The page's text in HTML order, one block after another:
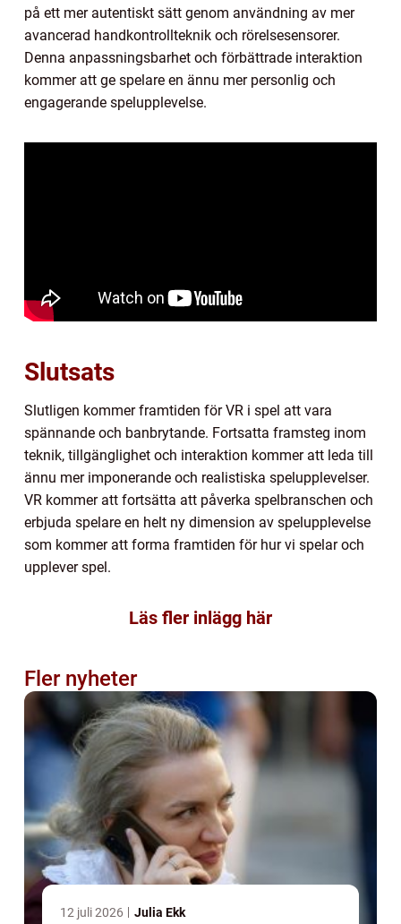
på ett mer autentiskt sätt genom användning av mer
avancerad handkontrollteknik och rörelsesensorer.
Denna anpassningsbarhet och förbättrade interaktion
kommer att ge spelare en ännu mer personlig och
engagerande spelupplevelse.
Slutsats
Slutligen kommer framtiden för VR i spel att vara
spännande och banbrytande. Fortsatta framsteg inom
teknik, tillgänglighet och interaktion kommer att leda till
ännu mer imponerande och realistiska spelupplevelser.
VR kommer att fortsätta att påverka spelbranschen och
erbjuda spelare en helt ny dimension av spelupplevelse
som kommer att forma framtiden för hur vi spelar och
upplever spel.
Läs fler inlägg här
Fler nyheter
12 juli 2026 Julia Ekk